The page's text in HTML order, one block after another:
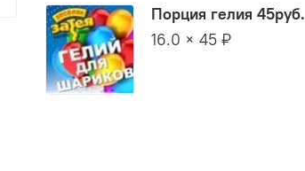
Порция гелия 45руб.
16.0 × 45 ₽